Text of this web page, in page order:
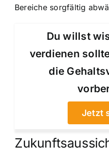
Bereiche sorgfältig
Du willst
verdienen
die
Jetzt